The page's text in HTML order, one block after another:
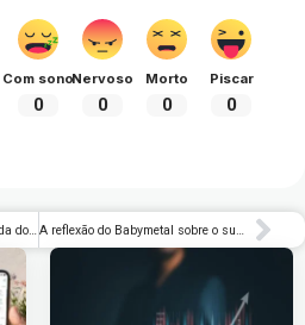
Com sono
0
Nervoso
0
Morto
0
Piscar
0
Entenda impasse entre bancada do agro e governo sobre dívidas rurais A reflexão do Babymetal sobre o sucesso repentino com ‘Gimme Chocolate!!’